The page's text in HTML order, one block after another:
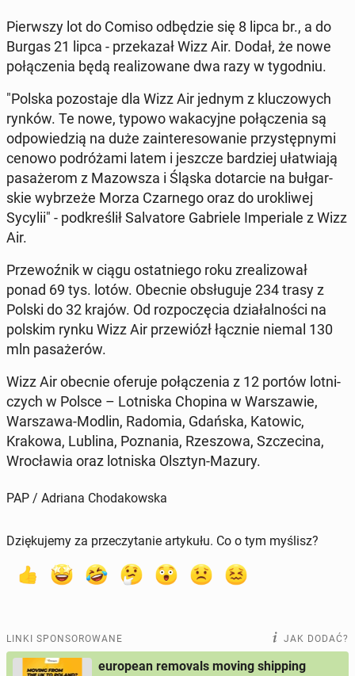
Pierw­szy lot do Comiso od­bę­dzie się 8 lipca br., a do
Burgas 21 lipca - prze­ka­zał Wizz Air. Dodał, że nowe
po­łą­cze­nia będą re­ali­zo­wa­ne dwa razy w ty­go­dniu.
"Polska po­zo­sta­je dla Wizz Air jednym z klu­czo­wych
rynków. Te nowe, typowo wa­ka­cyj­ne po­łą­cze­nia są
od­po­wie­dzią na duże za­in­te­re­so­wa­nie przy­stęp­ny­mi
cenowo po­dró­ża­mi latem i jeszcze bar­dziej uła­twia­ją
pa­sa­że­rom z Ma­zow­sza i Śląska do­tar­cie na buł­gar­
skie wy­brze­że Morza Czar­ne­go oraz do uro­kli­wej
Sycylii" - pod­kre­ślił Sa­lva­to­re Ga­brie­le Im­pe­ria­le z Wizz
Air.
Prze­woź­nik w ciągu ostat­nie­go roku zre­ali­zo­wał
ponad 69 tys. lotów. Obecnie ob­słu­gu­je 234 trasy z
Polski do 32 krajów. Od roz­po­czę­cia dzia­łal­no­ści na
polskim rynku Wizz Air prze­wiózł łącznie niemal 130
mln pa­sa­że­rów.
Wizz Air obecnie oferuje po­łą­cze­nia z 12 portów lot­ni­
czych w Polsce – Lot­ni­ska Chopina w War­sza­wie,
War­sza­wa-Modlin, Radomia, Gdańska, Katowic,
Krakowa, Lublina, Po­zna­nia, Rze­szo­wa, Szcze­ci­na,
Wro­cła­wia oraz lot­ni­ska Olsztyn-Mazury.
PAP / Adriana Chodakowska
Dziękujemy za przeczytanie artykułu. Co o tym myślisz?
LINKI SPONSOROWANE JAK DODAĆ?
european removals moving shipping